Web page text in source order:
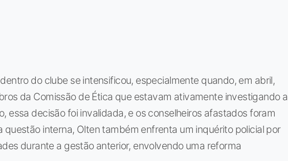
do clube se intensificou, especialmente quando, em abril,
da Comissão de Ética que estavam ativamente investigando a
essa decisão foi invalidada, e os conselheiros afastados foram
questão interna, Olten também enfrenta um inquérito policial por
durante a gestão anterior, envolvendo uma reforma